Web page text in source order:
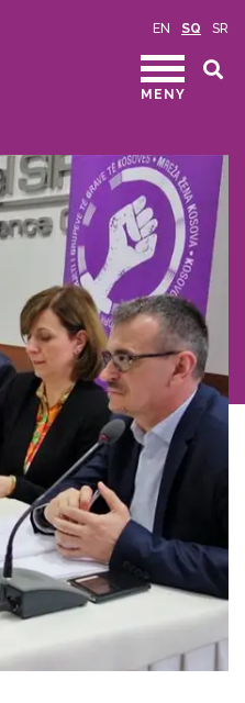
EN SQ SR
MENY